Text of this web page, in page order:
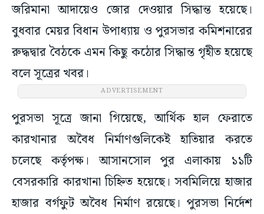
জরিমানা আদায়েও জোর দেওয়ার সিদ্ধান্ত হয়েছে।
বুধবার মেয়র বিধান উপাধ্যায় ও পুরসভার কমিশনারের
রুদ্ধদ্বার বৈঠকে এমন কিছু কঠোর সিদ্ধান্ত গৃহীত হয়েছে
বলে সূত্রের খবর।
ADVERTISEMENT
পুরসভা সূত্রে জানা গিয়েছে, আর্থিক হাল ফেরাতে
কারখানার অবৈধ নির্মাণগুলিকেই হাতিয়ার করতে
চলেছে কর্তৃপক্ষ। আসানসোল পুর এলাকায় ১১টি
বেসরকারি কারখানা চিহ্নিত হয়েছে। সবমিলিয়ে হাজার
হাজার বর্গফুট অবৈধ নির্মাণ রয়েছে। পুরসভা নির্দেশ